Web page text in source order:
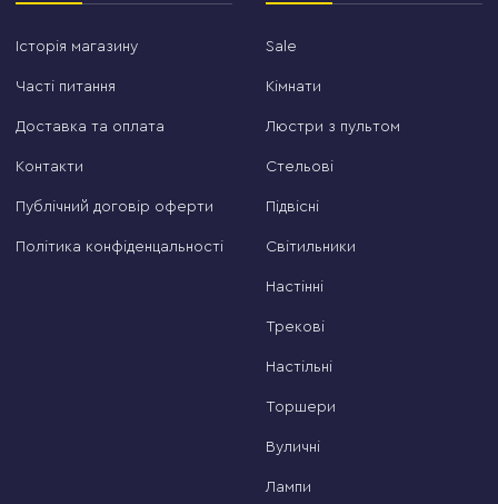
Історія магазину
Часті питання
Доставка та оплата
Контакти
Публічний договір оферти
Політика конфіденцальності
Sale
Кімнати
Люстри з пультом
Стельові
Підвісні
Світильники
Настінні
Трекові
Настільні
Торшери
Вуличні
Лампи